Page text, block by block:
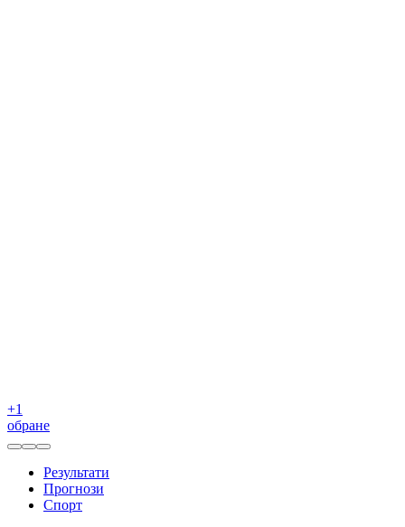
+1
обране
Результати
Прогнози
Спорт